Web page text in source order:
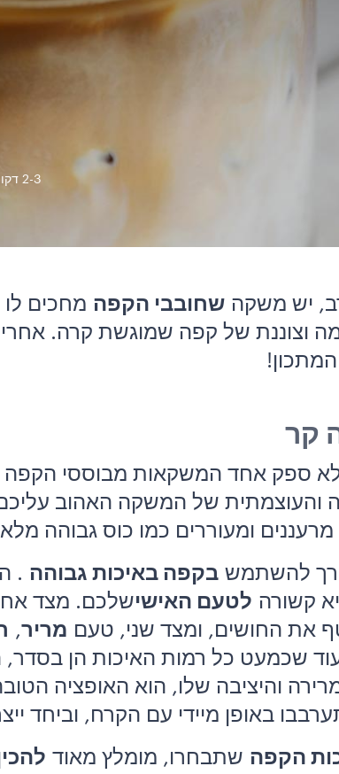
2-3 דקות
יש משקהשחובבי הקפה מחכים לו
וצוננת של קפה שמוגשת קרה. אחרי
קר
ספק אחד המשקאות מבוססי הקפה
והעוצמתית של המשקה האהוב עליכם
מרעננים ומעוררים כמו כוס גבוהה
להשתמשבקפה באיכות גבוהה .
קשורה לטעם האישישלכם. מצד
את החושים, ומצד שני, טעם מריר,
והיציבה שלו, הוא האופציה
באופן מיידי עם הקרח, וביחד
הקפה שתבחרו, מומלץ מאוד